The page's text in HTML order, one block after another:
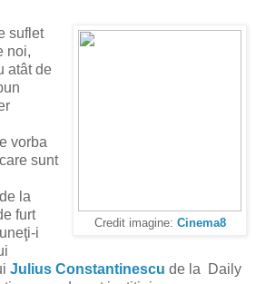
Credit imagine: Cinema8
suflet
noi,
atât de
vorba
sunt
la
furt
i
Julius Constantinescu de la Daily